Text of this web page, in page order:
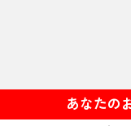
あなたの